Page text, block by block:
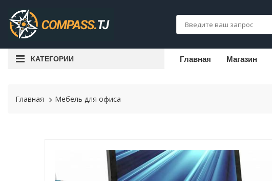
КАТЕГОРИИ Главная Магазин
Главная Мебель для офиса